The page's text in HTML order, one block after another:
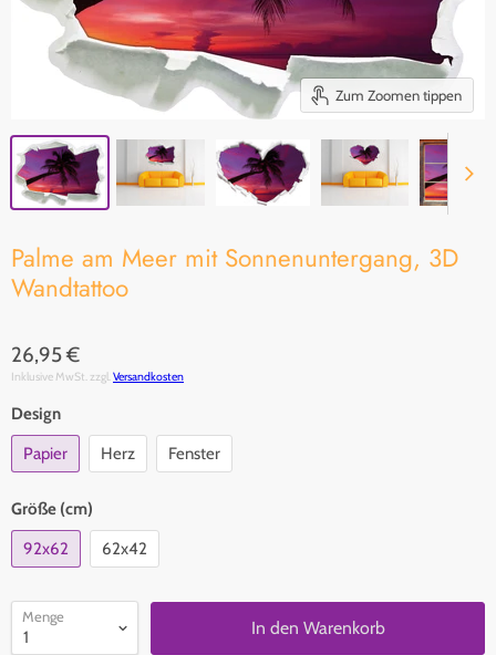
Zum Zoomen tippen
Palme am Meer mit Sonnenuntergang, 3D
Wandtattoo
26,95 €
Inklusive MwSt. zzgl. Versandkosten
Design
Papier
Herz Fenster
Größe (cm)
92x62
62x42
Menge
In den Warenkorb